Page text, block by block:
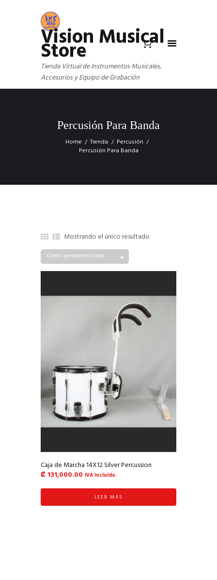
Vision Musical
Store
Tienda Virtual de Instrumentos Musicales,
Accesorios y Equipo de Grabación
Percusión Para Banda
Home Tienda
Percusión
Percusión Para Banda
Mostrando el único resultado
Caja de Marcha 14X12 Silver Percussion
₡131,000.00 IVA incluído.
LEER MÁS